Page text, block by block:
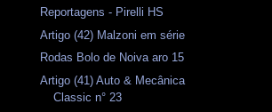
Reportagens - Pirelli HS
Artigo (42) Malzoni em série
Rodas Bolo de Noiva aro 15
Artigo (41) Auto & Mecânica
Classic n° 23